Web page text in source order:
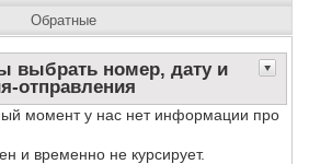
выбрать номер, дату и
отправления
момент у нас нет информации про
и временно не курсирует.
Обратные